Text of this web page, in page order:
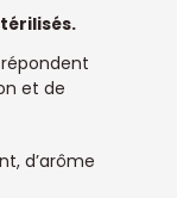
et de
d’arôme